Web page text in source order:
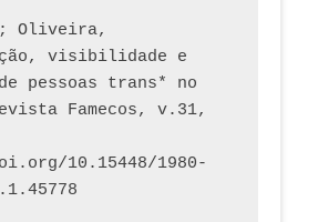
Oliveira,
visibilidade e
pessoas trans* no
Famecos, v.31,
10.15448/1980-